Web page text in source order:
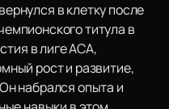
в клетку после
титула в
в лиге АСА,
рост и развитие,
набрался опыта и